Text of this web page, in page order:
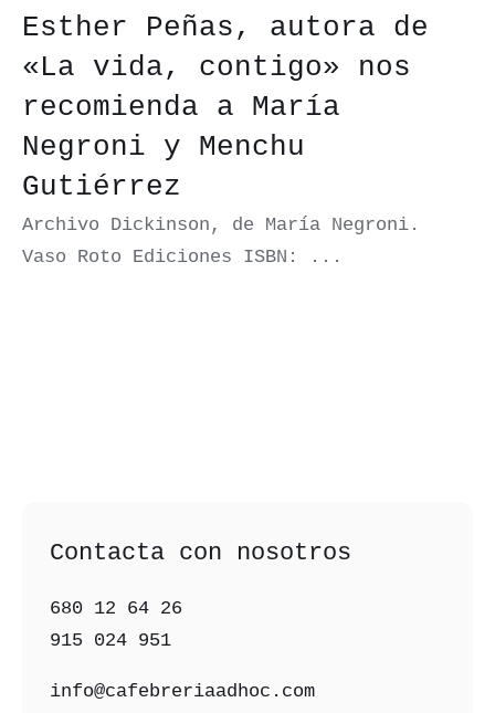
Esther Peñas, autora de
«La vida, contigo» nos
recomienda a María
Negroni y Menchu
Gutiérrez
Archivo Dickinson, de María Negroni.
Vaso Roto Ediciones ISBN: ...
Contacta con nosotros
680 12 64 26‬
915 024 951‬
info@cafebreriaadhoc.com